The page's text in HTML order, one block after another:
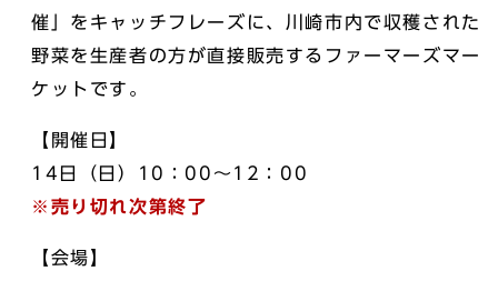
催」をキャッチフレーズに、川崎市内で収穫された
野菜を生産者の方が直接販売するファーマーズマー
ケットです。
【開催日】
14日（日）10：00～12：00
※売り切れ次第終了
【会場】